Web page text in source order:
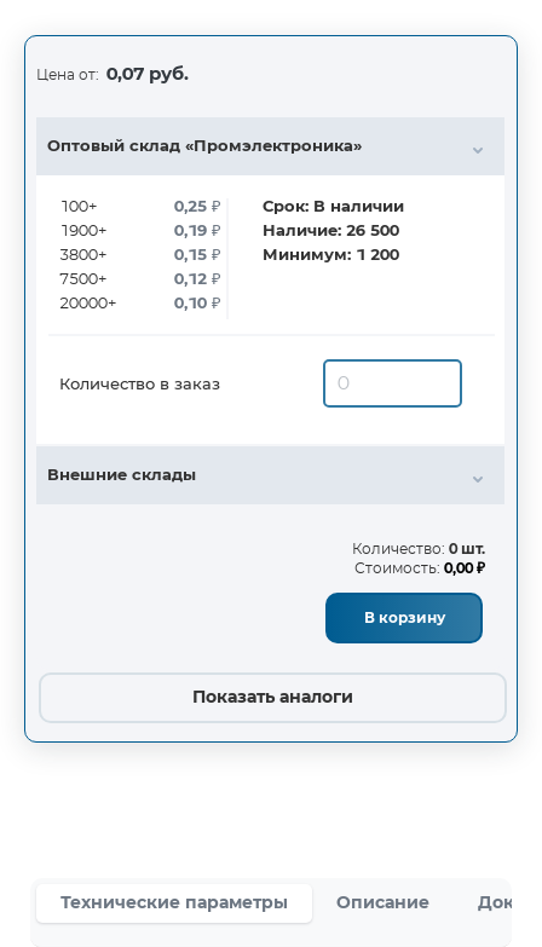
Цена от: 0,07 руб.
Оптовый склад «Промэлектроника»
100+
1900+
3800+
7500+
20000+
0,25₽
0,19₽
0,15₽
0,12₽
0,10₽
Срок: В наличии
Наличие:26 500
Минимум: 1 200
Количество в заказ
Внешние склады
Количество: 0 шт.
Стоимость: 0,00 ₽
В корзину
Показать аналоги
Технические параметры Описание